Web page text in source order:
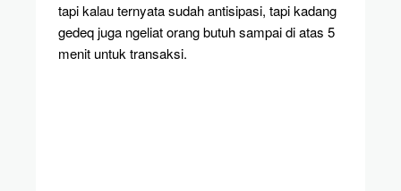
tapi kalau ternyata sudah antisipasi, tapi kadang
gedeq juga ngeliat orang butuh sampai di atas 5
menit untuk transaksi.